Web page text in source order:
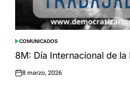
POSTED
IN
COMUNICADOS
8M: Día Internacional de
Posted
8 marzo, 2026